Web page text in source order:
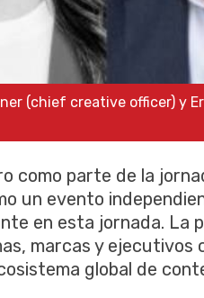
(chief creative officer) y
como parte de la
un evento
en esta jornada. La
marcas y ejecutivos
global de